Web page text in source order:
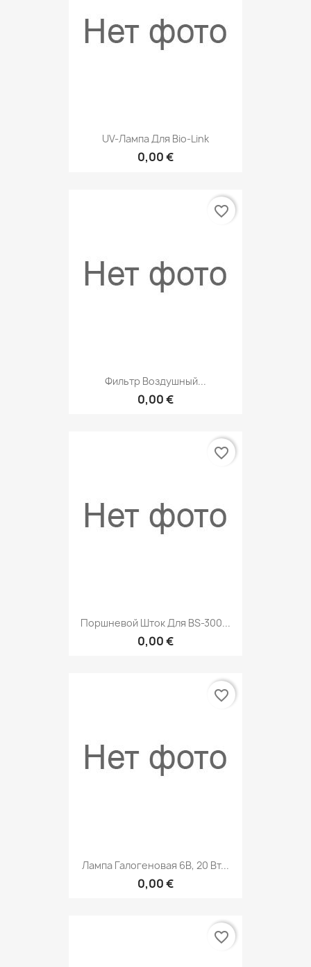
UV-Лампа Для Bio-Link
0,00 €
Фильтр Воздушный...
0,00 €
favorite_border
Поршневой Шток Для BS-300...
0,00 €
favorite_border
Лампа Галогеновая 6В, 20 Вт...
0,00 €
favorite_border
favorite_border